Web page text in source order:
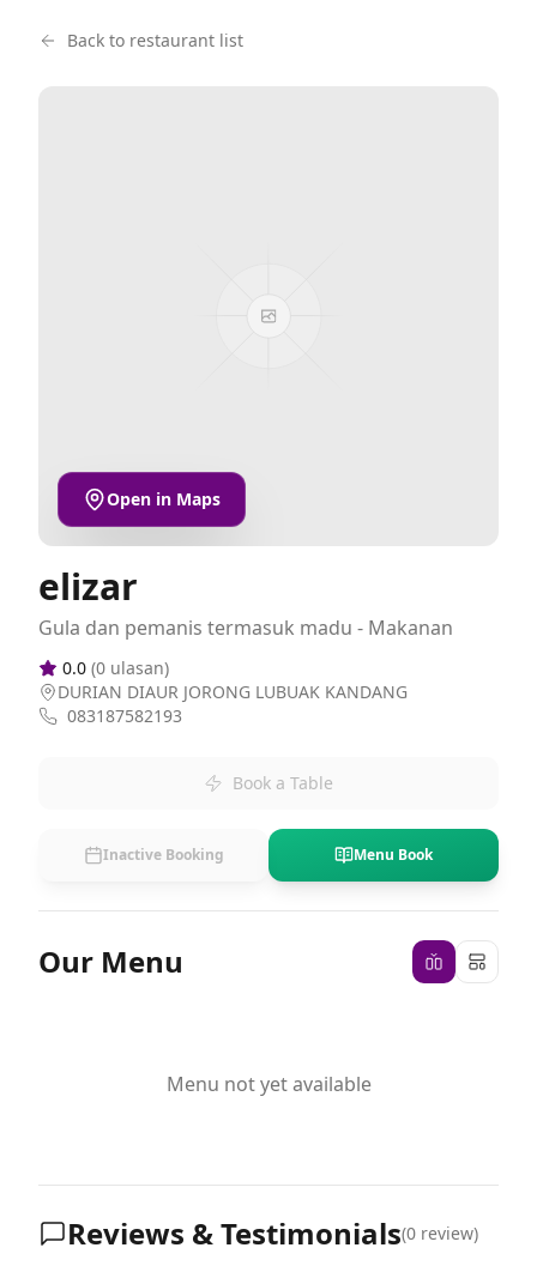
Back to restaurant list
Open in Maps
elizar
Gula dan pemanis termasuk madu - Makanan
0.0 (0 ulasan)
DURIAN DIAUR JORONG LUBUAK KANDANG
083187582193
Book a Table
Inactive Booking Menu Book
Our Menu
Menu not yet available
Reviews & Testimonials(0 review)